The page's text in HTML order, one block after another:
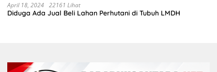
sudah selesai di tahun 2023
April 18, 2024 22161 Lihat
Diduga Ada Jual Beli Lahan Perhutani di Tubuh LMDH